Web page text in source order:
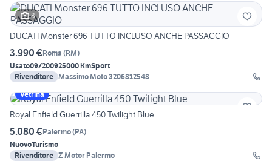
8
DUCATI Monster 696 TUTTO INCLUSO ANCHE PASSAGGIO
3.990 €Roma (RM)
Usato09/200925000 KmSport
Rivenditore Massimo Moto 3206812548
Vetrina
Royal Enfield Guerrilla 450 Twilight Blue
5.080 €Palermo(PA)
NuovoTurismo
Rivenditore Z Motor Palermo